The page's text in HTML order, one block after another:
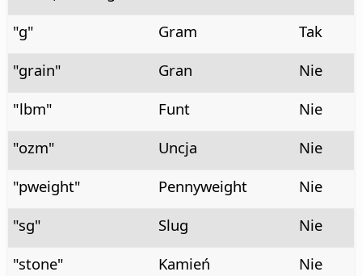
"g"
Gram
Tak
"grain"
Gran
Nie
"lbm"
Funt
Nie
"ozm"
Uncja
Nie
"pweight"
Pennyweight
Nie
"sg"
Slug
Nie
"stone"
Kamień
Nie